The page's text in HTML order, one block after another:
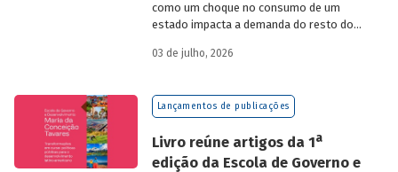
como um choque no consumo de um
estado impacta a demanda do resto do
Grande do Sul.
03 de julho, 2026
Lançamentos de publicações
Livro reúne artigos da 1a
edição da Escola de Governo e